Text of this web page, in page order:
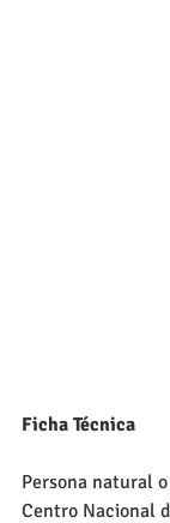
Ficha Técnica
Persona natural
Centro Nacional